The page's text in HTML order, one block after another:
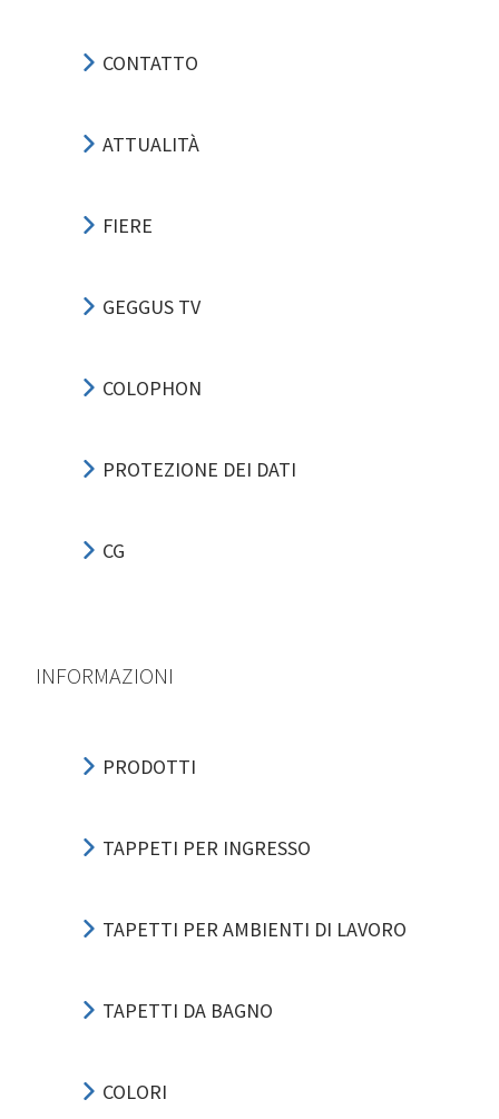
CONTATTO
ATTUALITÀ
FIERE
GEGGUS TV
COLOPHON
PROTEZIONE DEI DATI
CG
INFORMAZIONI
PRODOTTI
TAPPETI PER INGRESSO
TAPETTI PER AMBIENTI DI LAVORO
TAPETTI DA BAGNO
COLORI